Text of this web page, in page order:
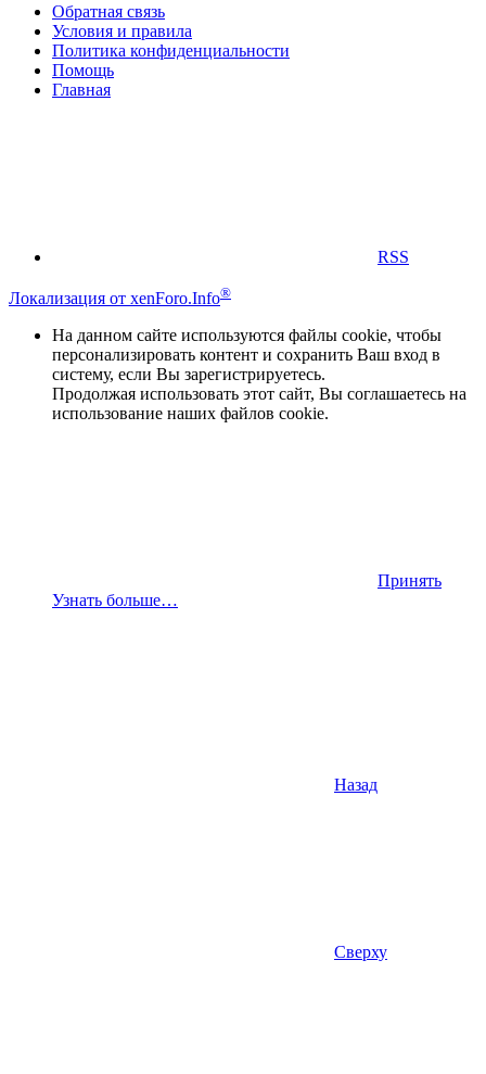
Обратная связь
Условия и правила
Политика конфиденциальности
Помощь
Главная
RSS
Локализация от xenForo.Info®
На данном сайте используются файлы cookie, чтобы
персонализировать контент и сохранить Ваш вход в
систему, если Вы зарегистрируетесь.
Продолжая использовать этот сайт, Вы соглашаетесь на
использование наших файлов cookie.
Принять
Узнать больше…
Назад
Сверху